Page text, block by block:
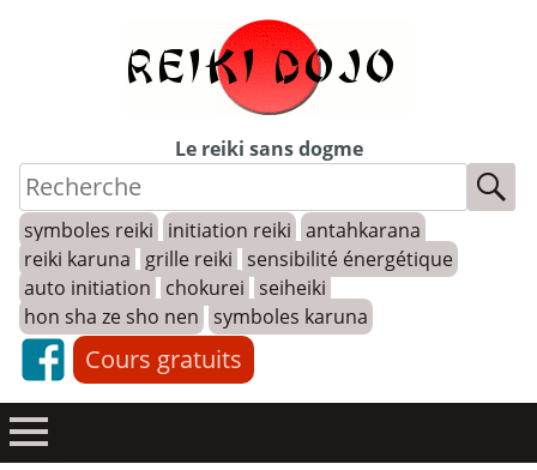
Le reiki sans dogme
symboles reiki initiation reiki antahkarana
reiki karuna
grille reiki sensibilité énergétique
auto initiation
chokurei seiheiki
hon sha ze sho nen symboles karuna
Cours gratuits